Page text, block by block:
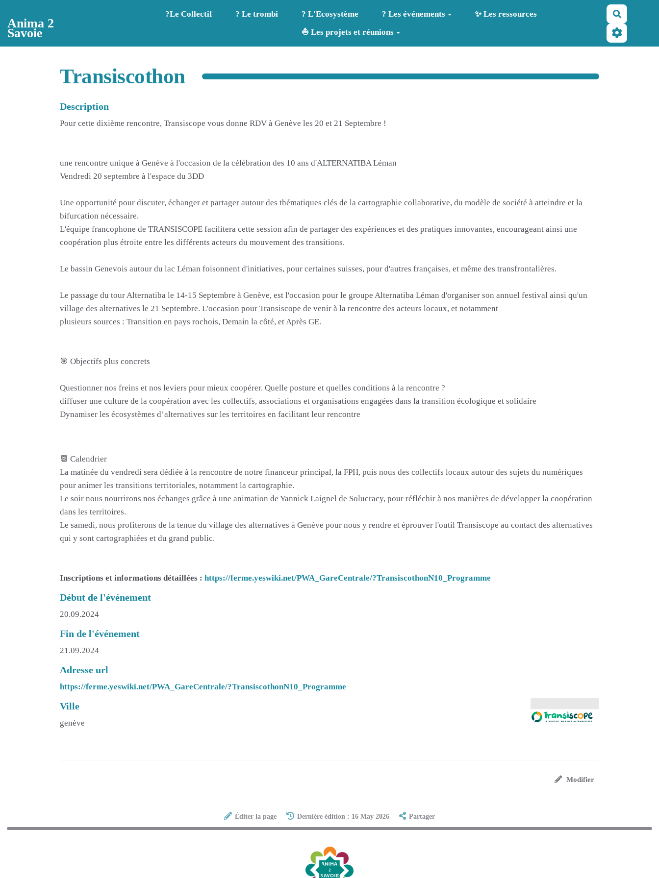
Anima 2
Savoie
?️Le Collectif ? Le trombi ? L'Ecosystème ? Les événements
✨ Les ressources
⛵ Les projets et réunions
Transiscothon
Description
Pour cette dixième rencontre, Transiscope vous donne RDV à Genève les 20 et 21 Septembre !
une rencontre unique à Genève à l'occasion de la célébration des 10 ans d'ALTERNATIBA Léman
Vendredi 20 septembre à l'espace du 3DD
Une opportunité pour discuter, échanger et partager autour des thématiques clés de la cartographie collaborative, du modèle de société à atteindre et la
bifurcation nécessaire.
L'équipe francophone de TRANSISCOPE facilitera cette session afin de partager des expériences et des pratiques innovantes, encourageant ainsi une
coopération plus étroite entre les différents acteurs du mouvement des transitions.
Le bassin Genevois autour du lac Léman foisonnent d'initiatives, pour certaines suisses, pour d'autres françaises, et même des transfrontalières.
Le passage du tour Alternatiba le 14-15 Septembre à Genève, est l'occasion pour le groupe Alternatiba Léman d'organiser son annuel festival ainsi qu'un
village des alternatives le 21 Septembre. L'occasion pour Transiscope de venir à la rencontre des acteurs locaux, et notamment
plusieurs sources : Transition en pays rochois, Demain la côté, et Après GE.
🎯 Objectifs plus concrets
Questionner nos freins et nos leviers pour mieux coopérer. Quelle posture et quelles conditions à la rencontre ?
diffuser une culture de la coopération avec les collectifs, associations et organisations engagées dans la transition écologique et solidaire
Dynamiser les écosystèmes d’alternatives sur les territoires en facilitant leur rencontre
📆 Calendrier
La matinée du vendredi sera dédiée à la rencontre de notre financeur principal, la FPH, puis nous des collectifs locaux autour des sujets du numériques
pour animer les transitions territoriales, notamment la cartographie.
Le soir nous nourrirons nos échanges grâce à une animation de Yannick Laignel de Solucracy, pour réfléchir à nos manières de développer la coopération
dans les territoires.
Le samedi, nous profiterons de la tenue du village des alternatives à Genève pour nous y rendre et éprouver l'outil Transiscope au contact des alternatives
qui y sont cartographiées et du grand public.
Inscriptions et informations détaillées : https://ferme.yeswiki.net/PWA_GareCentrale/?TransiscothonN10_Programme
Début de l'événement
20.09.2024
Fin de l'événement
21.09.2024
Adresse url
https://ferme.yeswiki.net/PWA_GareCentrale/?TransiscothonN10_Programme
Ville
genève
Modifier
Éditer la page Dernière édition : 16 May 2026 Partager